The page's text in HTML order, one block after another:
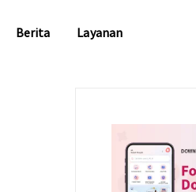
Berita Layanan